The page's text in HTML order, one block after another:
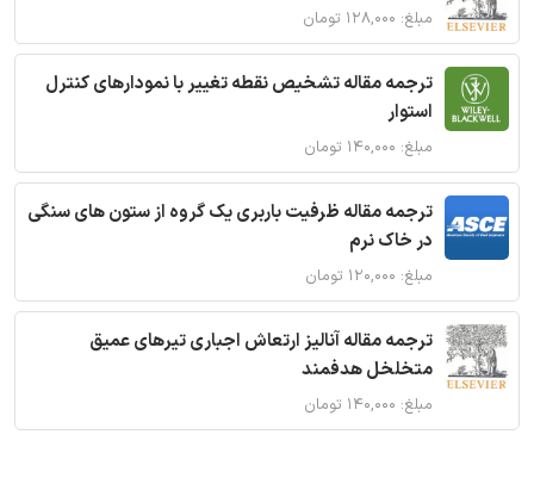
مبلغ: ۱۲۸,۰۰۰ تومان
ترجمه مقاله تشخیص نقطه تغییر با نمودارهای کنترل
استوار
مبلغ: ۱۴۰,۰۰۰ تومان
ترجمه مقاله ظرفیت باربری یک گروه از ستون های سنگی
در خاک نرم
مبلغ: ۱۲۰,۰۰۰ تومان
ترجمه مقاله آنالیز ارتعاش اجباری تیرهای عمیق
متخلخل هدفمند
مبلغ: ۱۴۰,۰۰۰ تومان